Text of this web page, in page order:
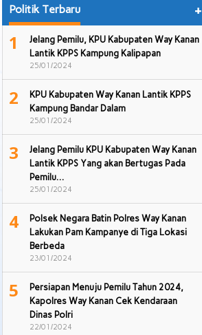
Politik Terbaru +
1
Jelang Pemilu, KPU Kabupaten Way Kanan
Lantik KPPS Kampung Kalipapan
25/01/2024
2
KPU Kabupaten Way Kanan Lantik KPPS
Kampung Bandar Dalam
25/01/2024
3
Jelang Pemilu KPU Kabupaten Way Kanan
Lantik KPPS Yang akan Bertugas Pada
Pemilu…
25/01/2024
4
Polsek Negara Batin Polres Way Kanan
Lakukan Pam Kampanye di Tiga Lokasi
Berbeda
23/01/2024
5
Persiapan Menuju Pemilu Tahun 2024,
Kapolres Way Kanan Cek Kendaraan
Dinas Polri
22/01/2024